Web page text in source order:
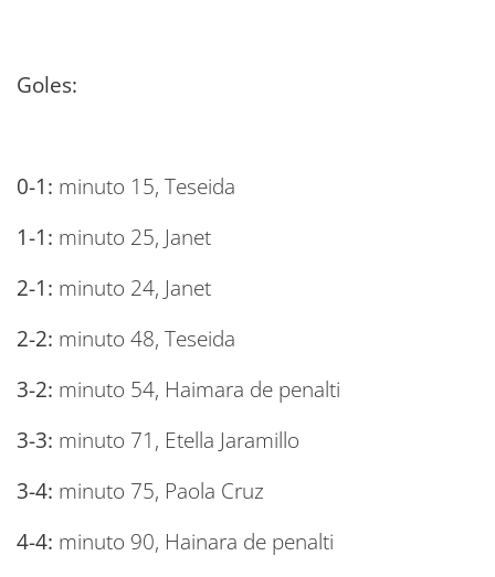
Goles:
0-1: minuto 15, Teseida
1-1: minuto 25, Janet
2-1: minuto 24, Janet
2-2: minuto 48, Teseida
3-2: minuto 54, Haimara de penalti
3-3: minuto 71, Etella Jaramillo
3-4: minuto 75, Paola Cruz
4-4: minuto 90, Hainara de penalti